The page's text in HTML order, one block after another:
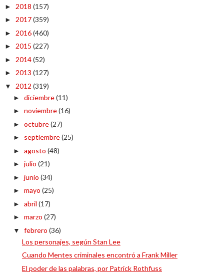
► 2018 (157)
► 2017(359)
► 2016(460)
► 2015 (227)
► 2014(52)
► 2013 (127)
▼ 2012 (319)
► diciembre(11)
► noviembre(16)
► octubre(27)
► septiembre(25)
► agosto (48)
► julio (21)
► junio (34)
► mayo (25)
► abril (17)
► marzo (27)
▼ febrero (36)
Los personajes, según Stan Lee
Cuando Mentes criminales encontró a Frank Miller
El poder de las palabras, por Patrick Rothfuss